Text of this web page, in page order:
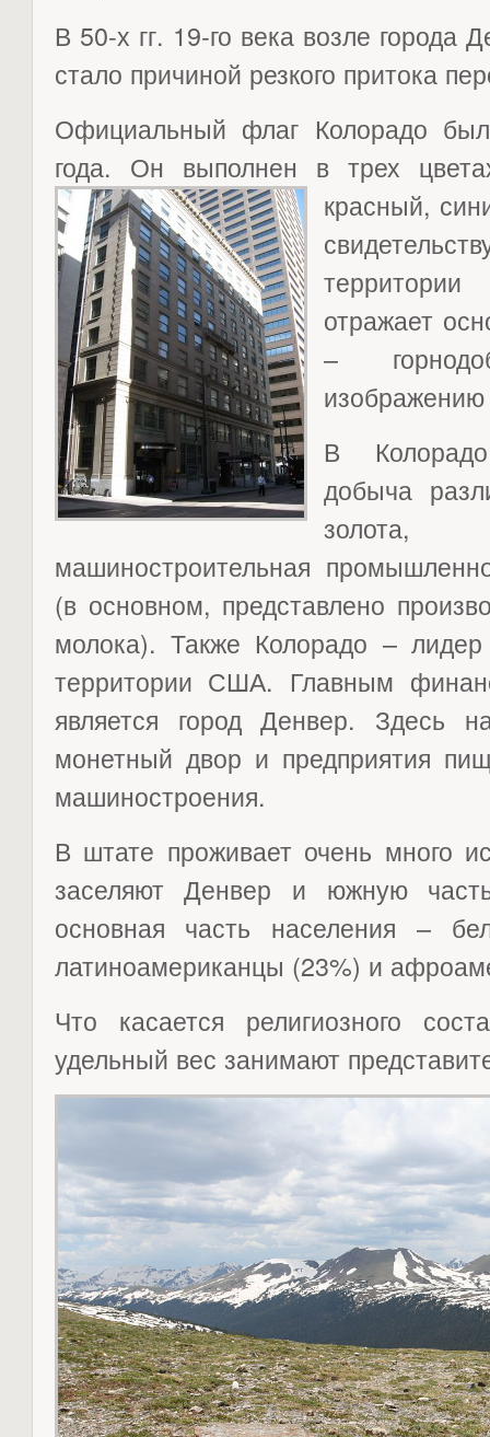
В 50-х гг. 19-го века возле города
стало причиной резкого притока
Официальный флаг Колорадо
года. Он выполнен в трех
красный,
отражает
–
изображению
В
добыча
машиностроительная
(в основном, представлено
молока). Также Колорадо –
территории США. Главным
является город Денвер. Здесь
монетный двор и предприятия
машиностроения.
В штате проживает очень много
заселяют Денвер и южную
основная часть населения –
латиноамериканцы (23%) и
Что касается религиозного
удельный вес занимают